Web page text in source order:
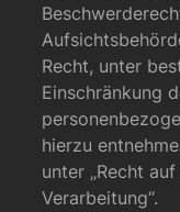
Recht, unter
Einschränkung
hierzu
unter „Recht
Verarbeitung“.